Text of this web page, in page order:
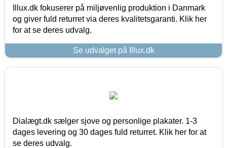
Illux.dk fokuserer på miljøvenlig produktion i Danmark
og giver fuld returret via deres kvalitetsgaranti. Klik her
for at se deres udvalg.
Se udvalget på Illux.dk
Dialægt.dk sælger sjove og personlige plakater. 1-3
dages levering og 30 dages fuld returret. Klik her for at
se deres udvalg.